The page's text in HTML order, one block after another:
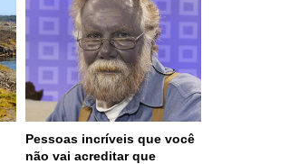
Pessoas incríveis que você
não vai acreditar que